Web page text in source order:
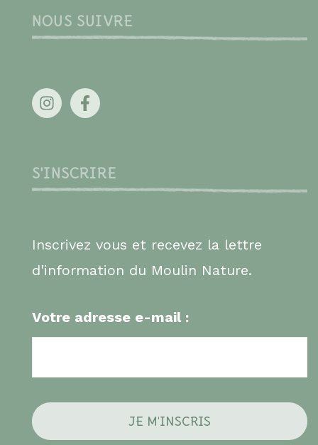
NOUS SUIVRE
S'INSCRIRE
Inscrivez vous et recevez la lettre
d'information du Moulin Nature.
Votre adresse e-mail :